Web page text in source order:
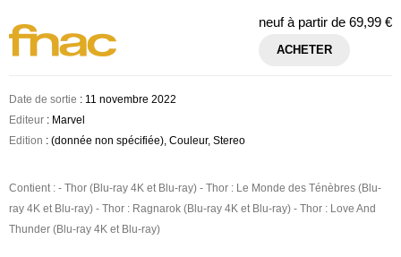
neuf à partir de 69,99 €
ACHETER
Date de sortie : 11 novembre 2022
Editeur : Marvel
Edition : (donnée non spécifiée), Couleur, Stereo
Contient : - Thor (Blu-ray 4K et Blu-ray) - Thor : Le Monde des Ténèbres (Blu-
ray 4K et Blu-ray) - Thor : Ragnarok (Blu-ray 4K et Blu-ray) - Thor : Love And
Thunder (Blu-ray 4K et Blu-ray)